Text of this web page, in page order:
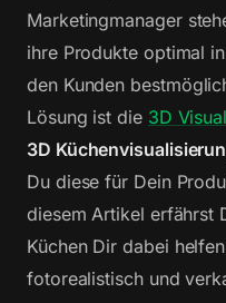
Marketingmanager
ihre Produkte optimal
den Kunden
Lösung ist die 3D
3D
Du diese für Dein
diesem Artikel erfährst
Küchen Dir dabei
fotorealistisch und